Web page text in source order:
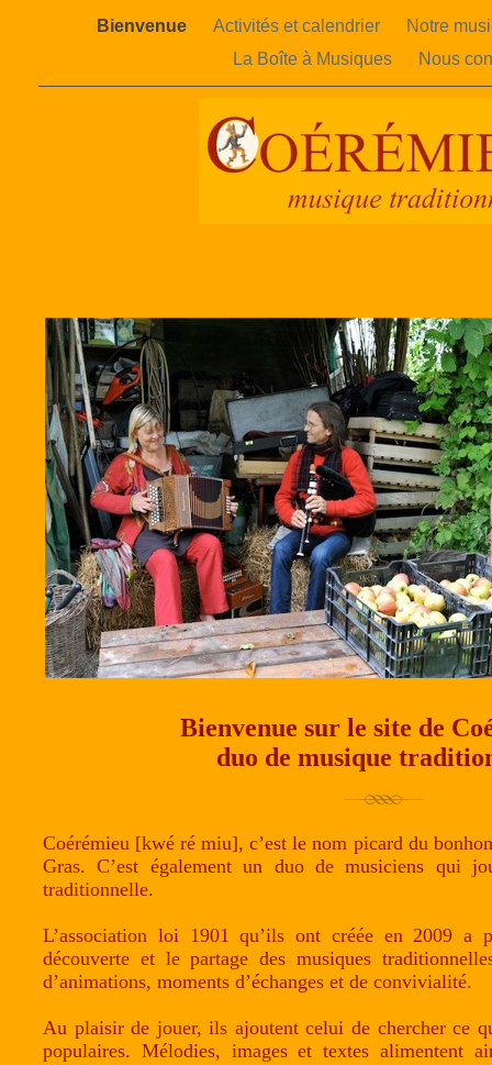
Bienvenue Activités et calendrier
Notre
La Boîte à Musiques
Nous
Coérémieu [kwé ré miu], c’est le nom picard du
Gras. C’est également un duo de musiciens qui
traditionnelle.
L’association loi 1901 qu’ils ont créée en 2009 a
découverte et le partage des musiques
d’animations, moments d’échanges et de convivialité.
Au plaisir de jouer, ils ajoutent celui de chercher ce
populaires. Mélodies, images et textes alimentent
Bienvenue sur le site de
duo de musique